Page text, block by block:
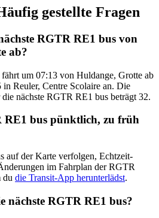
gestellte Fragen
RGTR RE1 bus von
ab?
um 07:13 von Huldange, Grotte ab
Reuler, Centre Scolaire an. Die
die nächste RGTR RE1 bus beträgt 32.
RE1 bus pünktlich, zu früh
auf der Karte verfolgen, Echtzeit-
im Fahrplan der RGTR
du die Transit-App herunterlädst.
nächste RGTR RE1 bus?